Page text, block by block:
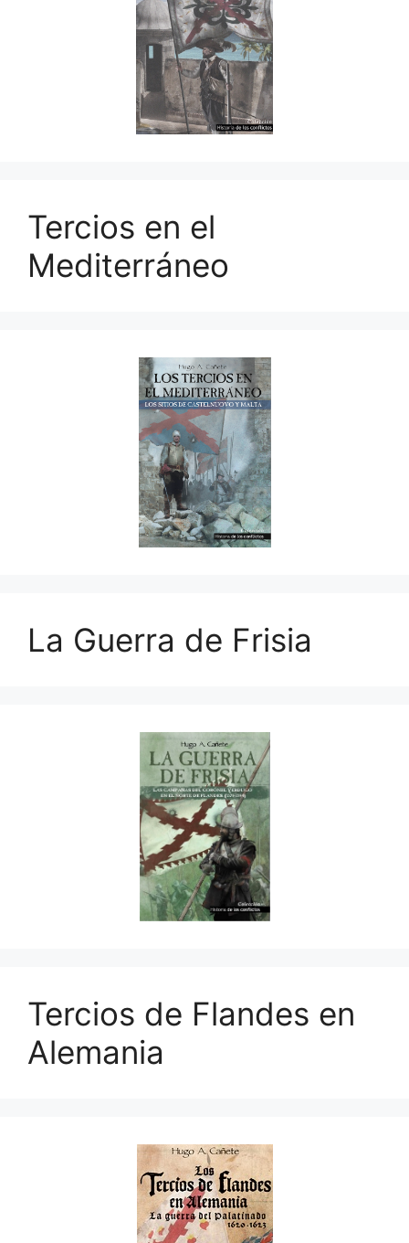
Tercios en el
Mediterráneo
La Guerra de Frisia
Tercios de Flandes en
Alemania